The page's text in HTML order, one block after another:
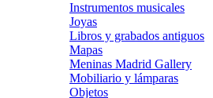
Instrumentos musicales
Joyas
Libros y grabados antiguos
Mapas
Meninas Madrid Gallery
Mobiliario y lámparas
Objetos